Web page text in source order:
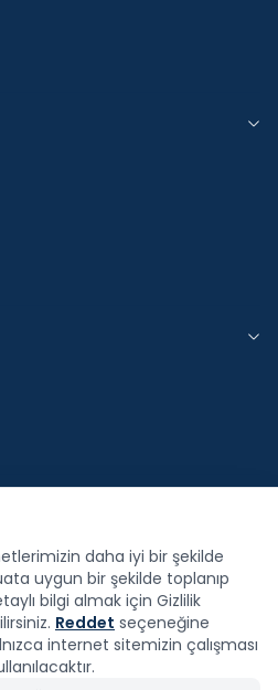
uygulaması
daha iyi bir şekilde
uygun bir şekilde toplanıp
bilgi almak için Gizlilik
Reddet seçeneğine
internet sitemizin çalışması